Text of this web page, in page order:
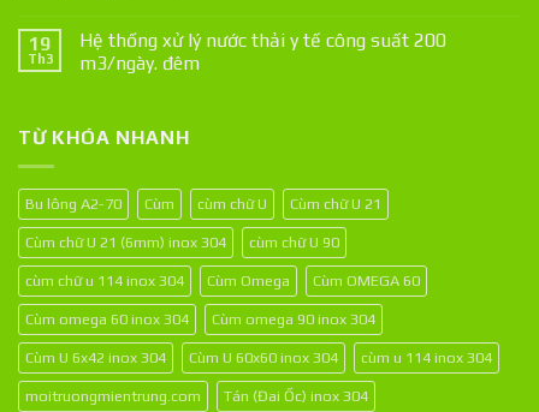
19
Th3
Hệ thống xử lý nước thải y tế công suất 200
m3/ngày. đêm
TỪ KHÓA NHANH
Bu lông A2-70 Cùm cùm chữ U Cùm chữ U 21
Cùm chữ U 21 (6mm) inox 304 cùm chữ U 90
cùm chữ u 114 inox 304 Cùm Omega Cùm OMEGA 60
Cùm omega 60 inox 304 Cùm omega 90 inox 304
Cùm U 6x42 inox 304 Cùm U 60x60 inox 304 cùm u 114 inox 304
moitruongmientrung.com Tán (Đai Ốc) inox 304